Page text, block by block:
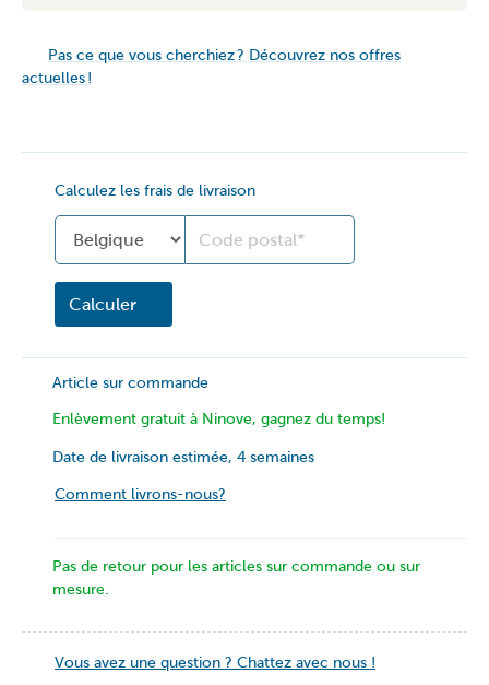
Pas ce que vous cherchiez ? Découvrez nos offres
actuelles !
Article sur commande
Enlèvement gratuit à Ninove, gagnez du temps!
Date de livraison estimée, 4 semaines
Calculez les frais de livraison
Calculer
Comment livrons-nous?
Pas de retour pour les articles sur commande ou sur
mesure.
Vous avez une question ? Chattez avec nous !